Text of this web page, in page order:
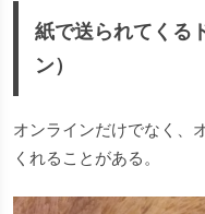
紙で送られてくる
ン）
オンラインだけでなく、
くれることがある。